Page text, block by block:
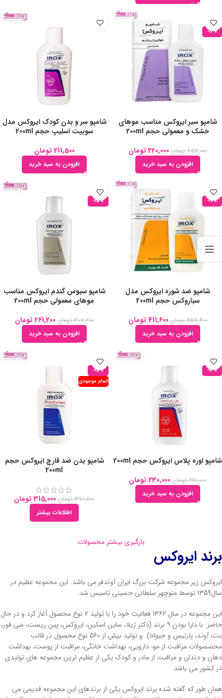
-14%
شامپو سیر ایروکس مناسب موهای
خشک و معمولی حجم 200ml
257,000 تومان 220,000 تومان
افزودن به سبد خرید
شامپو سر و بدن کودک ایروکس مدل
سوییت اسلیپ حجم 200ml
211,500 تومان
افزودن به سبد خرید
-10%
شامپو ضد شوره ایروکس مدل
سباروکس حجم 200ml
457,400 تومان 411,600 تومان
افزودن به سبد خرید
-15%
شامپو سبوس گندم ایروکس مناسب
موهای معمولی حجم 200ml
307,200 تومان 261,200 تومان
افزودن به سبد خرید
-12%
شامپو اوره پلاس ایروکس حجم 200ml
260,000 تومان 230,000 تومان
افزودن به سبد خرید
-15%
اتمام موجودی
شامپو بدن ضد قارچ ایروکس حجم
200ml
370,800 تومان 315,000 تومان
اطلاعات بیشتر
بارگیری بیشتر محصولات
برند ایروکس
ایروکس زیر مجموعه شرکت بزرگ ایران آوندفر می باشد. این مجموعه عظیم در
سال1359 توسط منوچهر سلطانی حسینی تاسیس شد.
این مجموعه در سال 1362 فعالیت خود را با تولید 2 نوع محصول آغاز کرد و در حال
حاضر با دارا بودن 9 برند (دکتر ژیلا، ساین اسکین، ایروکس، پین ریست، سی فور،
بث، آوند، پارتیس و جیوانا) و تولید بیش از 560 نوع محصول در قالب
محصصولات مراقبت از مو، دارویی، بهداشت خانگی، مراقبت از پوست، بهداشت
دهان و دندان و مراقبت از مادر و کودک یکی از عظیم ترین مجموعه های تولیدی
در کشور می باشد.
همان طور که گفته شده برند ایروکس یکی از برندهای این مجموعه قدیمی می